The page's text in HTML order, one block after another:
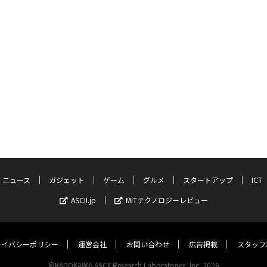
ニュース ガジェット ゲーム グルメ スタートアップ
ICT
ASCII.jp
MITテクノロジーレビュー
バシーポリシー 運営会社 お問い合わせ 広告掲載 スタッ
©KADOKAWA ASCII Research Laboratories, Inc. 2026